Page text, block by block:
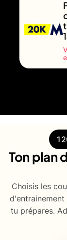
Ton plan
Choisis les
d'entrainement
tu prépares.